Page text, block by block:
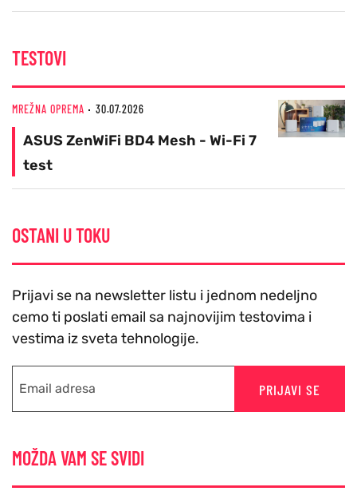
TESTOVI
MREŽNA OPREMA 30.07.2026
ASUS ZenWiFi BD4 Mesh - Wi-Fi 7
test
OSTANI U TOKU
Prijavi se na newsletter listu i jednom nedeljno
cemo ti poslati email sa najnovijim testovima i
vestima iz sveta tehnologije.
PRIJAVI SE
MOŽDA VAM SE SVIDI